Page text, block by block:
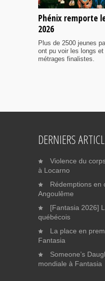
Phénix remporte
2026
Plus de 2500 jeunes
ont pu voir les longs
métrages finalistes.
DERNIERS
Violence du
à Locarno
Rédemptions en
Angoulême
[Fantasia 2026]
québécois
La place en
Fantasia
Someone’s
mondiale à Fantasia